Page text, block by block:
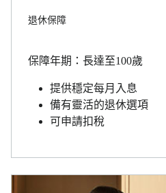
退休保障
保障年期：長達至100歲
提供穩定每月入息
備有靈活的退休選項
可申請扣稅